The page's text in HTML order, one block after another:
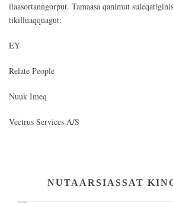
ilaasortanngorput. Tamaasa qanimut
tikilluaqquagut:
EY
Relate People
Nuuk Imeq
Vectrus Services A/S
NUTAARSIASSAT